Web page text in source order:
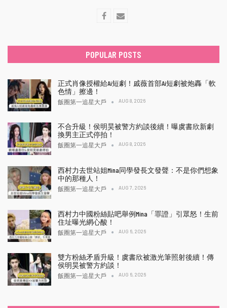
POPULAR POSTS
正式肖像授權給Ai短劇！戚薇首部Ai短劇被炮轟「軟
色情」擦邊！
飯圈第一追星大戶 AUG 8, 2026
不合升級！侯明昊被警方約談後續！曝虞書欣新劇
換男主正式停拍！
飯圈第一追星大戶 AUG 8, 2026
西村力去世站姐Mina同學發長文發聲：不是你們想象
中的那種人！
飯圈第一追星大戶 AUG 7, 2026
西村力中國粉絲貼吧舉例Mina「罪證」引眾怒！生前
住址曝光網心酸！
飯圈第一追星大戶 AUG 6, 2026
雙方粉絲矛盾升級！虞書欣被激光筆照射後續！傳
侯明昊被警方約談！
飯圈第一追星大戶 AUG 6, 2026